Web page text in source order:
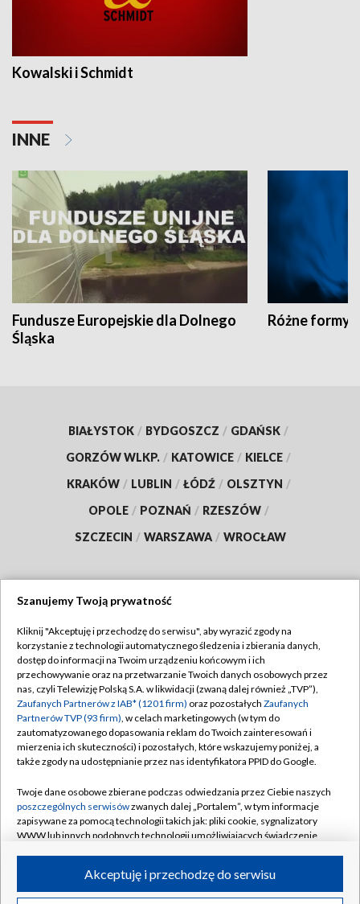
Kowalski i Schmidt
INNE
Fundusze Europejskie dla Dolnego
Śląska
Różne formy
BIAŁYSTOK / BYDGOSZCZ / GDAŃSK /
GORZÓW WLKP. / KATOWICE / KIELCE /
KRAKÓW / LUBLIN / ŁÓDŹ / OLSZTYN /
OPOLE / POZNAŃ / RZESZÓW /
SZCZECIN / WARSZAWA / WROCŁAW
TVP
Abonament TVP
Emisja w TVP
Centrum informacji TVP
Naziemna Telewizja Cyfrowa
Rada Programowa
System NOS
Informacje o nadawcy
Program dla prasy
Regulamin TVP
Polityka prywatności
Moje zgody
Pomoc
Kontakt
Kanały
©2026 Telewizja Polska S.A. w likwidacji
Szanujemy Twoją prywatność
Kliknij "Akceptuję i przechodzę do serwisu", aby wyrazić zgody na
korzystanie z technologii automatycznego śledzenia i zbierania danych,
dostęp do informacji na Twoim urządzeniu końcowym i ich
przechowywanie oraz na przetwarzanie Twoich danych osobowych przez
nas, czyli Telewizję Polską S.A. w likwidacji (zwaną dalej również „TVP”),
Zaufanych Partnerów z IAB* (1201 firm) oraz pozostałych Zaufanych
Partnerów TVP (93 firm), w celach marketingowych (w tym do
zautomatyzowanego dopasowania reklam do Twoich zainteresowań i
mierzenia ich skuteczności) i pozostałych, które wskazujemy poniżej, a
także zgody na udostępnianie przez nas identyfikatora PPID do Google.
Twoje dane osobowe zbierane podczas odwiedzania przez Ciebie naszych
poszczególnych serwisówzwanych dalej „Portalem”, w tym informacje
zapisywane za pomocą technologii takich jak: pliki cookie, sygnalizatory
WWW lub innych podobnych technologii umożliwiających świadczenie
ruchu w Internecie.Akceptuję i przechodzę do serwisu